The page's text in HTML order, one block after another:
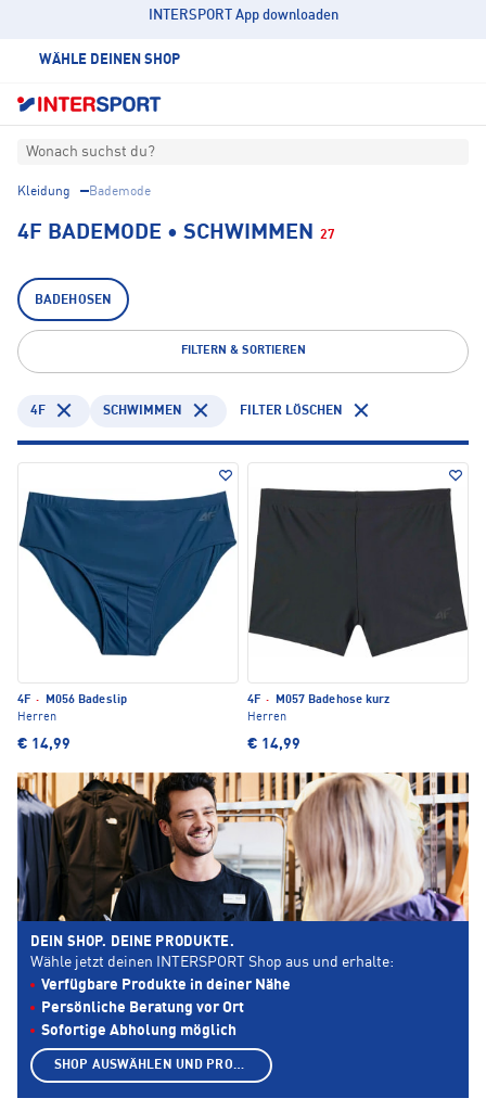
INTERSPORT App downloaden
WÄHLE DEINEN SHOP
Wonach suchst du?
Kleidung Bademode
4F BADEMODE • SCHWIMMEN 27
BADEHOSEN
FILTERN & SORTIEREN
4F SCHWIMMEN FILTER LÖSCHEN
4F ·
M056 Badeslip
Herren
€ 14,99
4F ·
M057 Badehose kurz
Herren
€ 14,99
DEIN SHOP. DEINE PRODUKTE.
Wähle jetzt deinen INTERSPORT Shop aus und erhalte:
Verfügbare Produkte in deiner Nähe
Persönliche Beratung vor Ort
Sofortige Abholung möglich
SHOP AUSWÄHLEN UND PRODUKTE ANZEIGEN